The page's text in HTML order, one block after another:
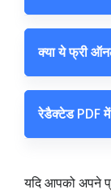
क्या ये फ्री
रेडैक्टेड PDF में
यदि आपको अपने